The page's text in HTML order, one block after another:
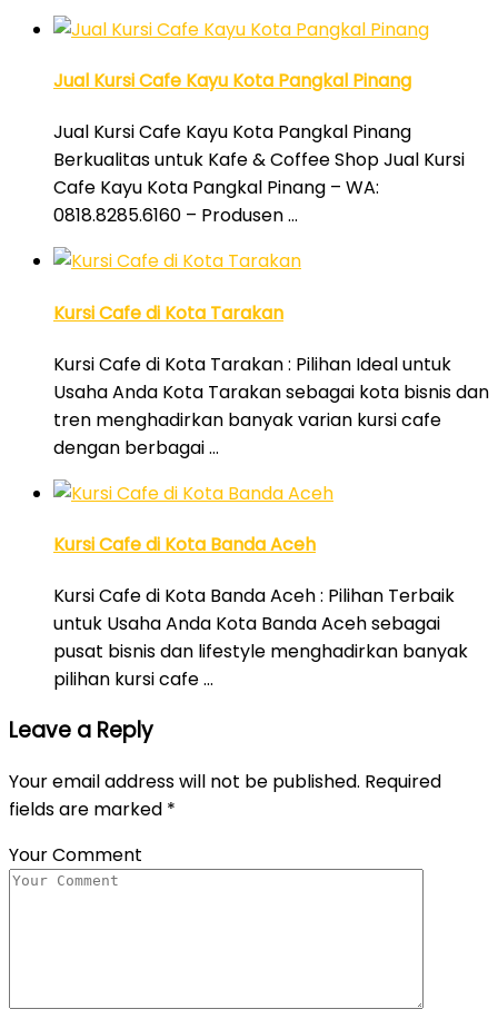
Jual Kursi Cafe Kayu Kota Pangkal Pinang
Jual Kursi Cafe Kayu Kota Pangkal Pinang
Berkualitas untuk Kafe & Coffee Shop Jual Kursi
Cafe Kayu Kota Pangkal Pinang – WA:
0818.8285.6160 – Produsen …
Kursi Cafe di Kota Tarakan
Kursi Cafe di Kota Tarakan : Pilihan Ideal untuk
Usaha Anda Kota Tarakan sebagai kota bisnis dan
tren menghadirkan banyak varian kursi cafe
dengan berbagai …
Kursi Cafe di Kota Banda Aceh
Kursi Cafe di Kota Banda Aceh : Pilihan Terbaik
untuk Usaha Anda Kota Banda Aceh sebagai
pusat bisnis dan lifestyle menghadirkan banyak
pilihan kursi cafe …
Leave a Reply
Your email address will not be published. Required
fields are marked *
Your Comment